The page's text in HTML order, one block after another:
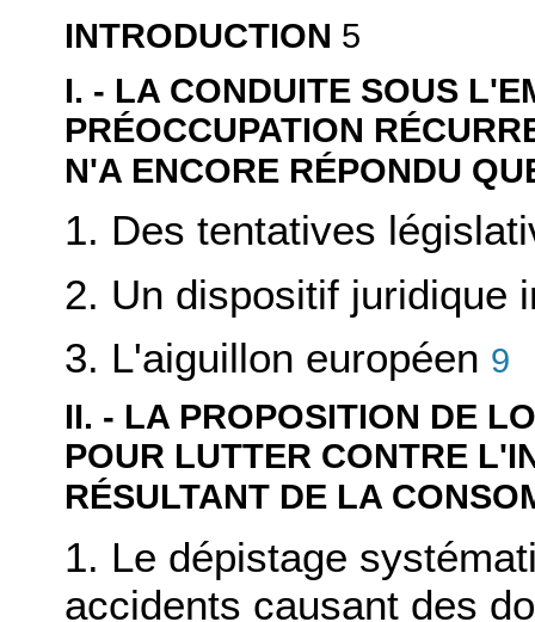
INTRODUCTION 5
I. - LA CONDUITE SOUS
PRÉOCCUPATION
N'A ENCORE RÉPONDU
1. Des tentatives
2. Un dispositif juridique
3. L'aiguillon européen 9
II. - LA PROPOSITION DE
POUR LUTTER CONTRE
RÉSULTANT DE LA
1. Le dépistage
accidents causant des